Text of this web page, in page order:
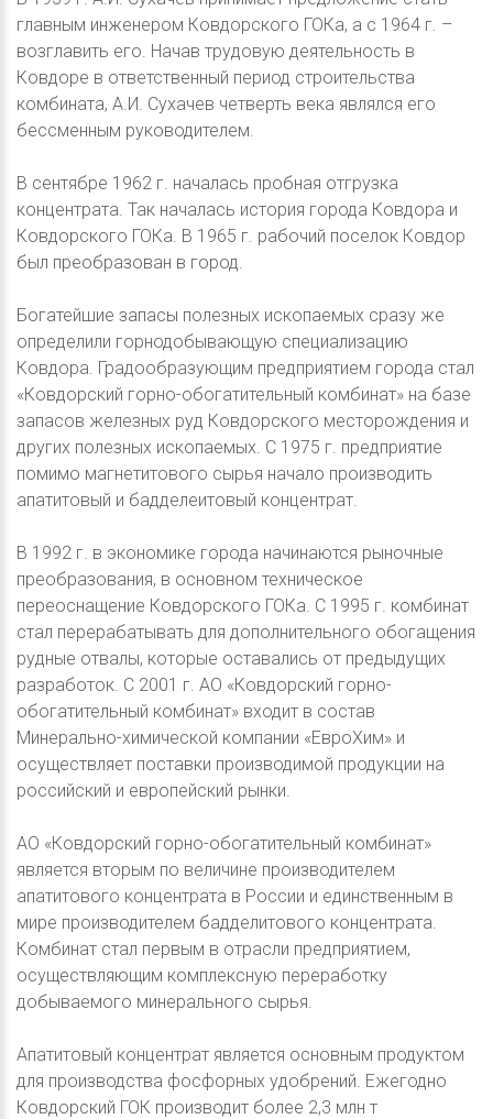
главным инженером Ковдорского ГОКа, а с 1964 г. –
возглавить его. Начав трудовую деятельность в
Ковдоре в ответственный период строительства
комбината, А.И. Сухачев четверть века являлся его
бессменным руководителем.
В сентябре 1962 г. началась пробная отгрузка
концентрата. Так началась история города Ковдора и
Ковдорского ГОКа. В 1965 г. рабочий поселок Ковдор
был преобразован в город.
Богатейшие запасы полезных ископаемых сразу же
определили горнодобывающую специализацию
Ковдора. Градообразующим предприятием города стал
«Ковдорский горно-обогатительный комбинат» на базе
запасов железных руд Ковдорского месторождения и
других полезных ископаемых. С 1975 г. предприятие
помимо магнетитового сырья начало производить
апатитовый и бадделеитовый концентрат.
В 1992 г. в экономике города начинаются рыночные
преобразования, в основном техническое
переоснащение Ковдорского ГОКа. С 1995 г. комбинат
стал перерабатывать для дополнительного обогащения
рудные отвалы, которые оставались от предыдущих
разработок. С 2001 г. АО «Ковдорский горно-
обогатительный комбинат» входит в состав
Минерально-химической компании «ЕвроХим» и
осуществляет поставки производимой продукции на
российский и европейский рынки.
АО «Ковдорский горно-обогатительный комбинат»
является вторым по величине производителем
апатитового концентрата в России и единственным в
мире производителем бадделитового концентрата.
Комбинат стал первым в отрасли предприятием,
осуществляющим комплексную переработку
добываемого минерального сырья.
Апатитовый концентрат является основным продуктом
для производства фосфорных удобрений. Ежегодно
Ковдорский ГОК производит более 2,3 млн т